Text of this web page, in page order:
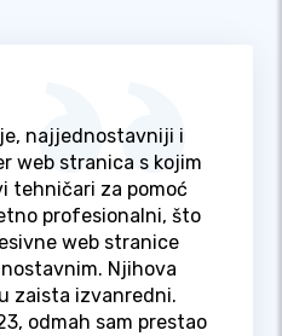
najjednostavniji i
web stranica s kojim
tehničari za pomoć
profesionalni, što
web stranice
Njihova
zaista izvanredni.
odmah sam prestao